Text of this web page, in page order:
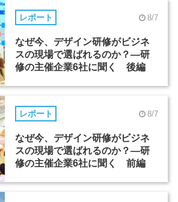
レポート 8/7
なぜ今、デザイン研修がビジネ
スの現場で選ばれるのか？―研
修の主催企業6社に聞く 後編
レポート 8/7
なぜ今、デザイン研修がビジネ
スの現場で選ばれるのか？―研
修の主催企業6社に聞く 前編